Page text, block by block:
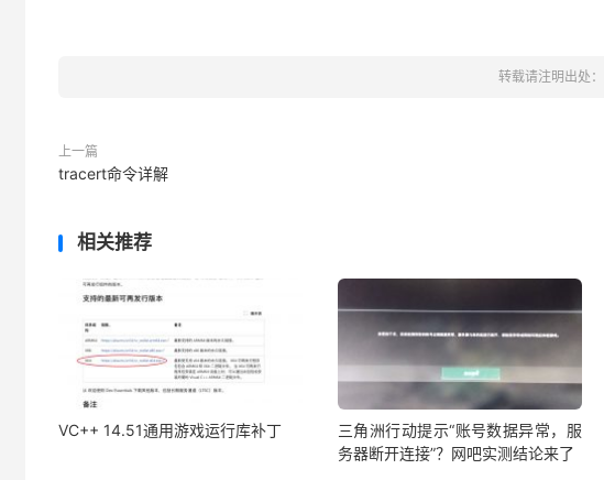
转载请注明出处：
上一篇
tracert命令详解
相关推荐
VC++ 14.51通用游戏运行库补丁
三角洲行动提示“账号数据异常，服
务器断开连接”？网吧实测结论来了